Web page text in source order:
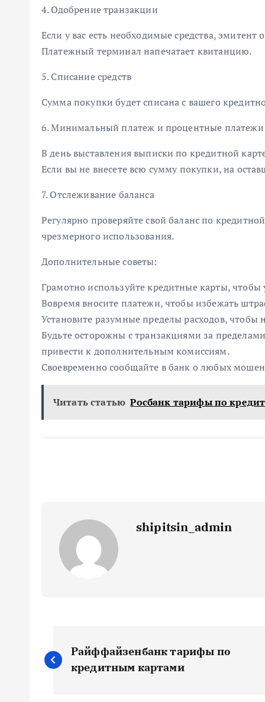
4. Одобрение транзакции
Если у вас есть необходимые средства, эмитент
Платежный терминал напечатает квитанцию.
5. Списание средств
Сумма покупки будет списана с вашего
6. Минимальный платеж и процентные платежи
В день выставления выписки по кредитной
Если вы не внесете всю сумму покупки, на
7. Отслеживание баланса
Регулярно проверяйте свой баланс по
чрезмерного использования.
Дополнительные советы:
Грамотно используйте кредитные карты,
Вовремя вносите платежи, чтобы избежать
Установите разумные пределы расходов, чтобы
Будьте осторожны с транзакциями за
привести к дополнительным комиссиям.
Своевременно сообщайте в банк о любых
Читать статью Росбанк тарифы по
shipitsin_admin
Н
а
Райффайзенбанк тарифы по
кредитным картами